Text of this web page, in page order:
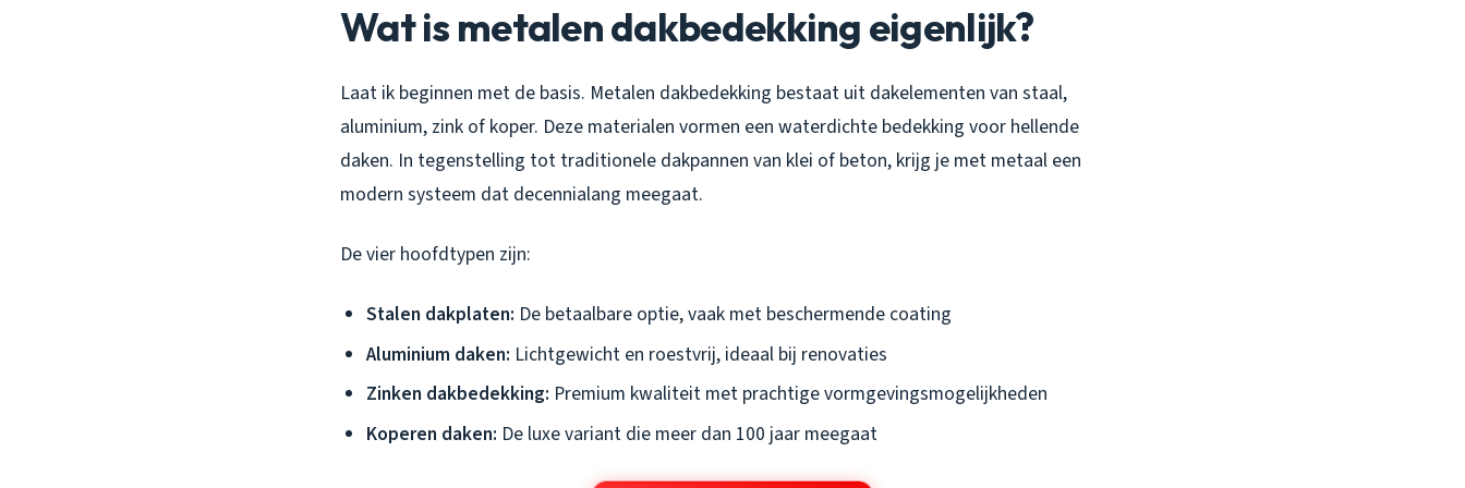
Wat is metalen dakbedekking eigenlijk?
Laat ik beginnen met de basis. Metalen dakbedekking bestaat uit dakelementen van staal,
aluminium, zink of koper. Deze materialen vormen een waterdichte bedekking voor hellende
daken. In tegenstelling tot traditionele dakpannen van klei of beton, krijg je met metaal een
modern systeem dat decennialang meegaat.
De vier hoofdtypen zijn:
Stalen dakplaten: De betaalbare optie, vaak met beschermende coating
Aluminium daken: Lichtgewicht en roestvrij, ideaal bij renovaties
Zinken dakbedekking: Premium kwaliteit met prachtige vormgevingsmogelijkheden
Koperen daken: De luxe variant die meer dan 100 jaar meegaat